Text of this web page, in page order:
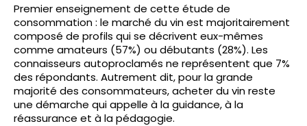
Premier enseignement de cette étude de
consommation : le marché du vin est majoritairement
composé de profils qui se décrivent eux-mêmes
comme amateurs (57%) ou débutants (28%). Les
connaisseurs autoproclamés ne représentent que 7%
des répondants. Autrement dit, pour la grande
majorité des consommateurs, acheter du vin reste
une démarche qui appelle à la guidance, à la
réassurance et à la pédagogie.